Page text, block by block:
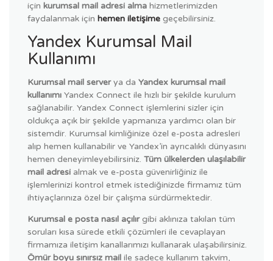
için kurumsal mail adresi alma hizmetlerimizden
faydalanmak için hemen iletişime geçebilirsiniz.
Yandex Kurumsal Mail
Kullanımı
Kurumsal mail serverya da Yandex kurumsal mail
kullanımı Yandex Connect ile hızlı bir şekilde kurulum
sağlanabilir. Yandex Connect işlemlerini sizler için
oldukça açık bir şekilde yapmanıza yardımcı olan bir
sistemdir. Kurumsal kimliğinize özel e-posta adresleri
alıp hemen kullanabilir ve Yandex’in ayrıcalıklı dünyasını
hemen deneyimleyebilirsiniz. Tüm ülkelerden ulaşılabilir
mail adresi almak ve e-posta güvenirliğiniz ile
işlemlerinizi kontrol etmek istediğinizde firmamız tüm
ihtiyaçlarınıza özel bir çalışma sürdürmektedir.
Kurumsal e posta nasıl açılırgibi aklınıza takılan tüm
soruları kısa sürede etkili çözümleri ile cevaplayan
firmamıza iletişim kanallarımızı kullanarak ulaşabilirsiniz.
Ömür boyu sınırsız mail ile sadece kullanım takvim,